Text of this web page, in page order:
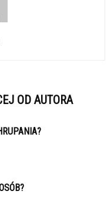
OD AUTORA